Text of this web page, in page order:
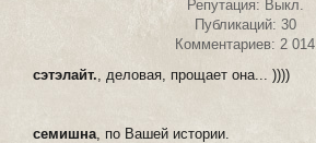
Репутация: Выкл.
Публикаций: 30
Комментариев: 2 014
сэтэлайт. , деловая, прощает она... ))))
семишна , по Вашей истории.